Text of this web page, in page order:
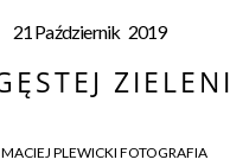
21 Październik 2019
ZIELENI
MACIEJ PLEWICKI FOTOGRAFIA